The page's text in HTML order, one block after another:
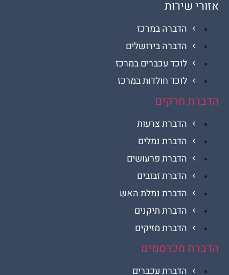
שירות
הדברה במרכז
הדברה בירושלים
לוכד עכברים במרכז
לוכד חולדות במרכז
חרקים
הדברת צרעות
הדברת נמלים
הדברת פרעושים
הדברת זבובים
הדברת נמלת האש
הדברת תיקנים
הדברת מזיקים
מכרסמים
הדברת עכברים